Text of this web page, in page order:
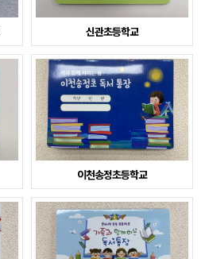
신관초등학교
이천송정초등학교